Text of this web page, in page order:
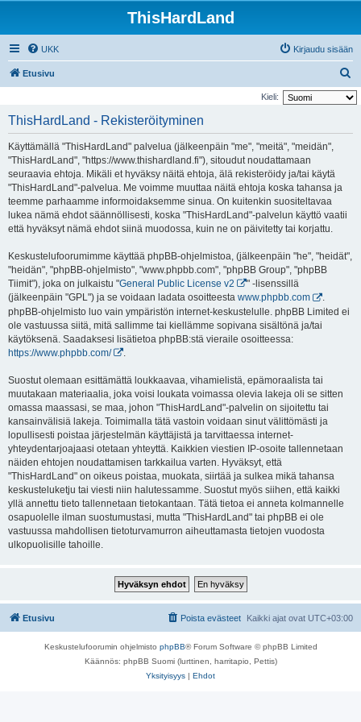
ThisHardLand
UKK Kirjaudu sisään
Etusivu
t
Kieli:
ThisHardLand - Rekisteröityminen
Käyttämällä "ThisHardLand" palvelua (jälkeenpäin "me", "meitä", "meidän",
"ThisHardLand", "https://www.thishardland.fi"), sitoudut noudattamaan
seuraavia ehtoja. Mikäli et hyväksy näitä ehtoja, älä rekisteröidy ja/tai käytä
"ThisHardLand"-palvelua. Me voimme muuttaa näitä ehtoja koska tahansa ja
teemme parhaamme informoidaksemme sinua. On kuitenkin suositeltavaa
lukea nämä ehdot säännöllisesti, koska "ThisHardLand"-palvelun käyttö vaatii
että hyväksyt nämä ehdot siinä muodossa, kuin ne on päivitetty tai korjattu.
Keskustelufoorumimme käyttää phpBB-ohjelmistoa, (jälkeenpäin "he", "heidät",
"heidän", "phpBB-ohjelmisto", "www.phpbb.com", "phpBB Group", "phpBB
Tiimit"), joka on julkaistu "General Public License v2
" -lisenssillä
(jälkeenpäin "GPL") ja se voidaan ladata osoitteesta www.phpbb.com
.
phpBB-ohjelmisto luo vain ympäristön internet-keskustelulle. phpBB Limited ei
ole vastuussa siitä, mitä sallimme tai kiellämme sopivana sisältönä ja/tai
käytöksenä. Saadaksesi lisätietoa phpBB:stä vieraile osoitteessa:
https://www.phpbb.com/
Suostut olemaan esittämättä loukkaavaa, vihamielistä, epämoraalista tai
muutakaan materiaalia, joka voisi loukata voimassa olevia lakeja oli se sitten
omassa maassasi, se maa, johon "ThisHardLand"-palvelin on sijoitettu tai
kansainvälisiä lakeja. Toimimalla tätä vastoin voidaan sinut välittömästi ja
lopullisesti poistaa järjestelmän käyttäjistä ja tarvittaessa internet-
yhteydentarjoajaasi otetaan yhteyttä. Kaikkien viestien IP-osoite tallennetaan
näiden ehtojen noudattamisen tarkkailua varten. Hyväksyt, että
"ThisHardLand" on oikeus poistaa, muokata, siirtää ja sulkea mikä tahansa
keskusteluketju tai viesti niin halutessamme. Suostut myös siihen, että kaikki
yllä annettu tieto tallennetaan tietokantaan. Tätä tietoa ei anneta kolmannelle
osapuolelle ilman suostumustasi, mutta "ThisHardLand" tai phpBB ei ole
vastuussa mahdollisen tietoturvamurron aiheuttamasta tietojen vuodosta
ulkopuolisille tahoille.
Etusivu Kaikki ajat ovat UTC+03:00
Poista evästeet
Keskustelufoorumin ohjelmisto phpBB® Forum Software © phpBB Limited
Käännös: phpBB Suomi (lurttinen, harritapio, Pettis)
Yksityisyys | Ehdot